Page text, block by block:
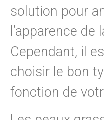
solution pour
l’apparence de
Cependant, il
choisir le bon
fonction de